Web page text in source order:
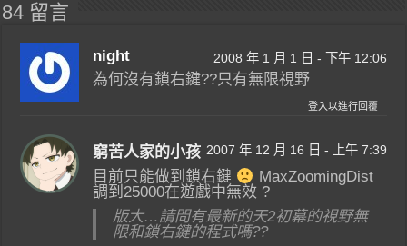
84 留言
night 2008 年 1 月 1 日 - 下午 12:06
為何沒有鎖右鍵??只有無限視野
登入以進行回覆
窮苦人家的小孩 2007 年 12 月 16 日 - 上午 7:39
目前只能做到鎖右鍵
MaxZoomingDist
調到25000在遊戲中無效 ?
版大…請問有最新的天2初幕的視野無
限和鎖右鍵的程式嗎??